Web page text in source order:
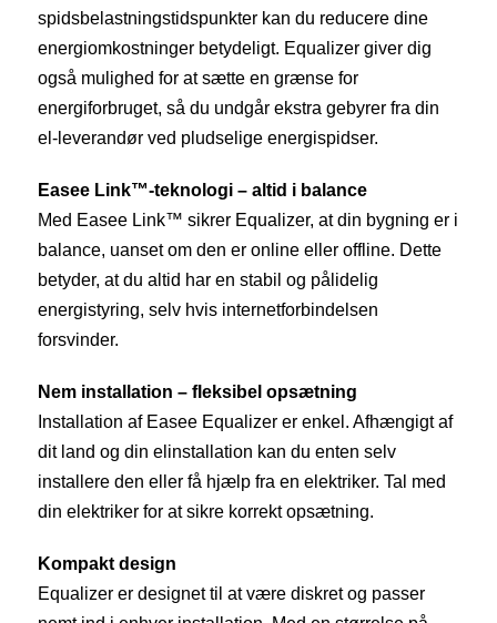
spidsbelastningstidspunkter kan du reducere dine
energiomkostninger betydeligt. Equalizer giver dig
også mulighed for at sætte en grænse for
energiforbruget, så du undgår ekstra gebyrer fra din
el-leverandør ved pludselige energispidser.
Easee Link™-teknologi – altid i balance
Med Easee Link™ sikrer Equalizer, at din bygning er i
balance, uanset om den er online eller offline. Dette
betyder, at du altid har en stabil og pålidelig
energistyring, selv hvis internetforbindelsen
forsvinder.
Nem installation – fleksibel opsætning
Installation af Easee Equalizer er enkel. Afhængigt af
dit land og din elinstallation kan du enten selv
installere den eller få hjælp fra en elektriker. Tal med
din elektriker for at sikre korrekt opsætning.
Kompakt design
Equalizer er designet til at være diskret og passer